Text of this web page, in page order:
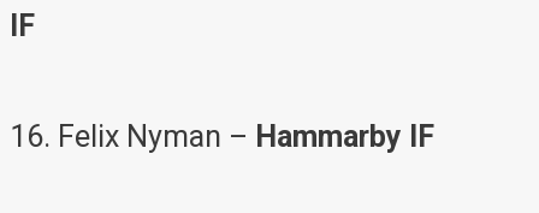
IF
16. Felix Nyman – Hammarby IF